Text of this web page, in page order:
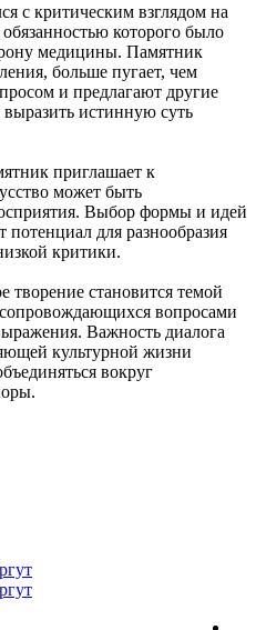
с критическим взглядом на
которого было
медицины. Памятник
больше пугает, чем
и предлагают другие
истинную суть
приглашает к
может быть
Выбор формы и идей
потенциал для разнообразия
критики.
творение становится темой
вопросами
Важность диалога
культурной жизни
вокруг